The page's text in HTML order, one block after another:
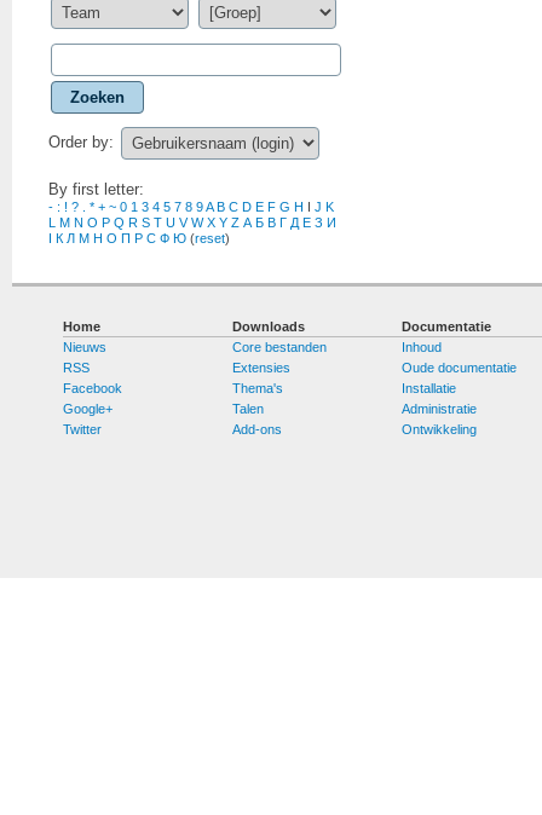
Zoeken
Order by:
By first letter:
- : ! ? * + ~ 0 1 3 4 5 7 8 9A B C D E F G H J K
M N O P Q R S T U V W X Y Z А Б В Г Д Е З И
К Л М Н О П Р С Ф Ю (reset)
Home
Nieuws
RSS
Facebook
Google+
Twitter
Downloads
Core bestanden
Extensies
Thema's
Talen
Add-ons
Documentatie
Inhoud
Oude documentatie
Installatie
Administratie
Ontwikkeling